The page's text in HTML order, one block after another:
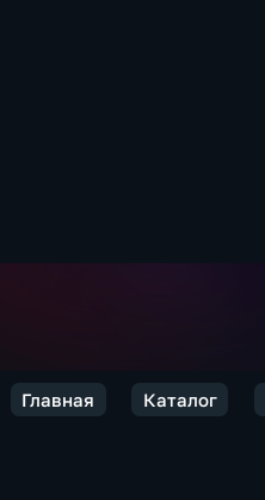
Главная Каталог